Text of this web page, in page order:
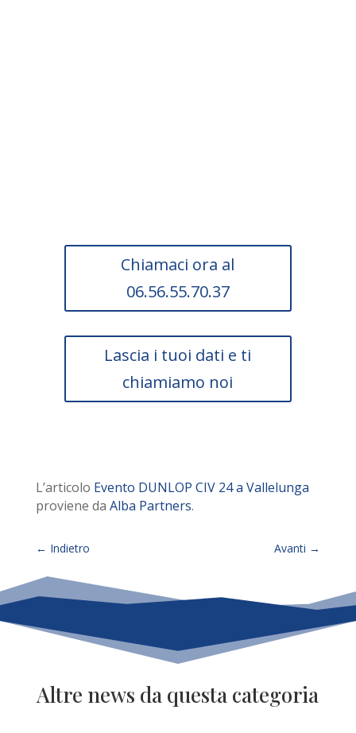
Chiamaci ora al
06.56.55.70.37
Lascia i tuoi dati e ti
chiamiamo noi
L’articolo Evento DUNLOP CIV 24 a Vallelunga
proviene da Alba Partners.
← Indietro Avanti →
Altre news da questa categoria